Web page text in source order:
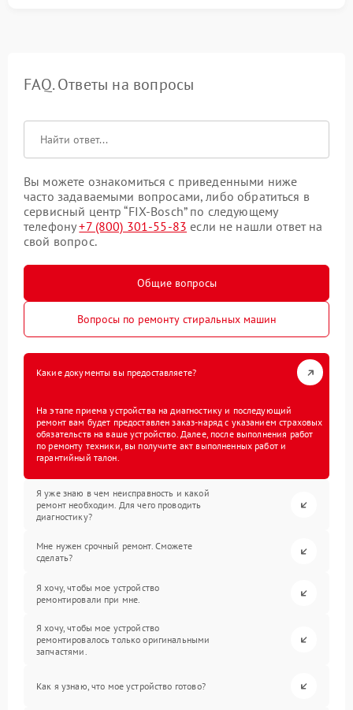
FAQ. Ответы на вопросы
Вы можете ознакомиться с приведенными ниже
часто задаваемыми вопросами, либо обратиться в
сервисный центр “FIX-Bosch” по следующему
телефону+7 (800) 301-55-83 если не нашли ответ на
свой вопрос.
Общие вопросы
Вопросы по ремонту стиральных машин
Какие документы вы предоставляете?
На этапе приема устройства на диагностику и последующий
ремонт вам будет предоставлен заказ-наряд с указанием страховых
обязательств на ваше устройство. Далее, после выполнения работ
по ремонту техники, вы получите акт выполненных работ и
гарантийный талон.
Я уже знаю в чем неисправность и какой
ремонт необходим. Для чего проводить
диагностику?
Мне нужен срочный ремонт. Сможете
сделать?
Я хочу, чтобы мое устройство
ремонтировали при мне.
Я хочу, чтобы мое устройство
ремонтировалось только оригинальными
запчастями.
Как я узнаю, что мое устройство готово?